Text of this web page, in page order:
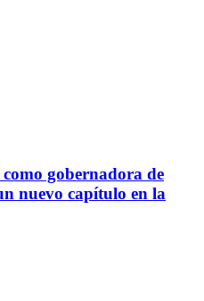
gobernadora de
nuevo capítulo en la